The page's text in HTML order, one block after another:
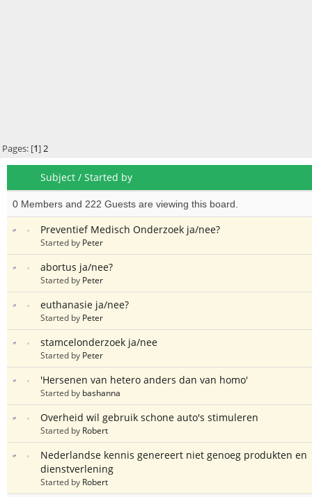
Pages: [1]2
Subject / Started by
0 Members and 222 Guests are viewing this board.
Preventief Medisch Onderzoek ja/nee?
Started by Peter
abortus ja/nee?
Started by Peter
euthanasie ja/nee?
Started by Peter
stamcelonderzoek ja/nee
Started by Peter
'Hersenen van hetero anders dan van homo'
Started by bashanna
Overheid wil gebruik schone auto's stimuleren
Started by Robert
Nederlandse kennis genereert niet genoeg produkten en
dienstverlening
Started by Robert